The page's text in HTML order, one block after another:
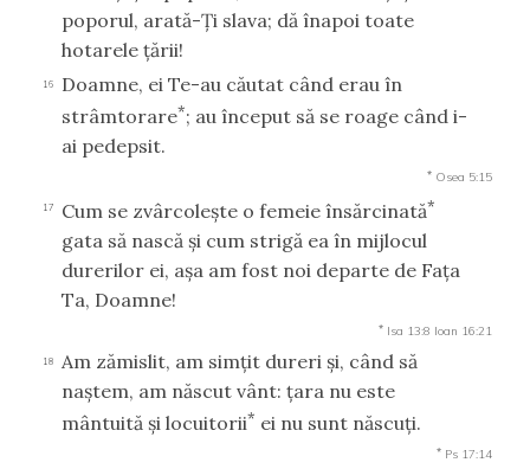
poporul, arată-Ţi slava; dă înapoi toate
hotarele ţării!
16
Doamne, ei Te-au căutat când erau în
strâmtorare*; au început să se roage când i-
ai pedepsit.
* Osea 5:15
17 Cum se zvârcoleşte o femeie însărcinată*
gata să nască şi cum strigă ea în mijlocul
durerilor ei, aşa am fost noi departe de Faţa
Ta, Doamne!
* Isa 13:8 Ioan 16:21
18
Am zămislit, am simţit dureri şi, când să
naştem, am născut vânt: ţara nu este
mântuită şi locuitorii* ei nu sunt născuţi.
* Ps 17:14